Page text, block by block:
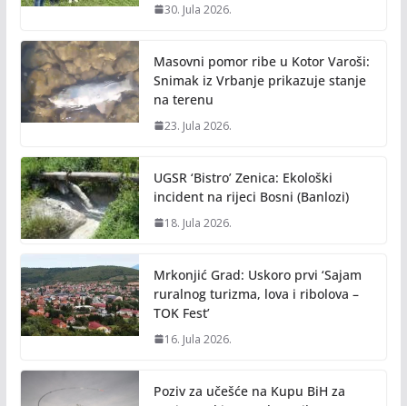
30. Jula 2026.
Masovni pomor ribe u Kotor Varoši:
Snimak iz Vrbanje prikazuje stanje
na terenu
23. Jula 2026.
UGSR ‘Bistro’ Zenica: Ekološki
incident na rijeci Bosni (Banlozi)
18. Jula 2026.
Mrkonjić Grad: Uskoro prvi ‘Sajam
ruralnog turizma, lova i ribolova –
TOK Fest’
16. Jula 2026.
Poziv za učešće na Kupu BiH za